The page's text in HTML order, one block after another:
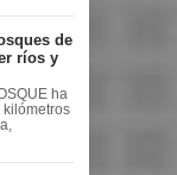
de
ríos y
ha
kilómetros